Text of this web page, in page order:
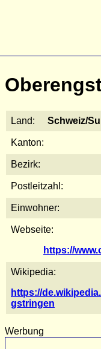
Land: Schweiz/
Kanton:
Bezirk:
Postleitzahl:
Einwohner:
Webseite:
https://
Wikipedia:
https://
gstringen
Werbung